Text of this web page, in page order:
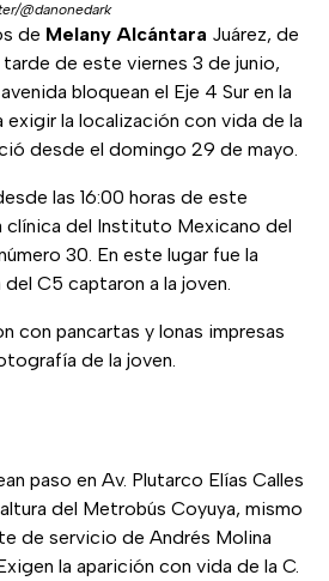
@danonedark
de Melany Alcántara Juárez, de
tarde de este viernes 3 de junio,
bloquean el Eje 4 Sur en la
exigir la localización con vida de la
desde el domingo 29 de mayo.
las 16:00 horas de este
clínica del Instituto Mexicano del
30. En este lugar fue la
C5 captaron a la joven.
con pancartas y lonas impresas
de la joven.
paso en Av. Plutarco Elías Calles
del Metrobús Coyuya, mismo
de servicio de Andrés Molina
la aparición con vida de la C.